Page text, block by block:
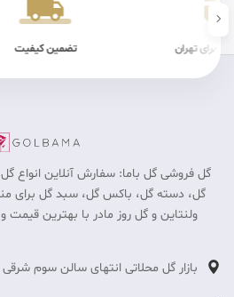
کیفیت ارسال سریع
گل فروشی گل باما: سفارش آنلاین انواع گل
ولنتاین و گل روز مادر با بهترین قیمت
بازار گل محلاتی انتهای سالن سوم شرقی